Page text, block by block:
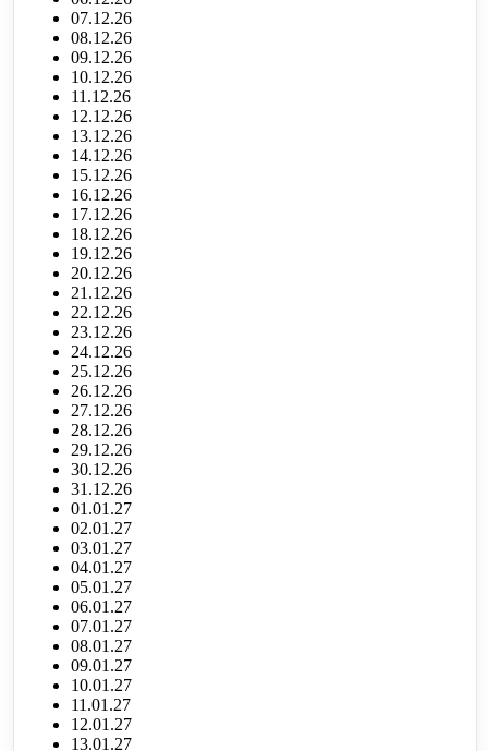
07.12.26
08.12.26
09.12.26
10.12.26
11.12.26
12.12.26
13.12.26
14.12.26
15.12.26
16.12.26
17.12.26
18.12.26
19.12.26
20.12.26
21.12.26
22.12.26
23.12.26
24.12.26
25.12.26
26.12.26
27.12.26
28.12.26
29.12.26
30.12.26
31.12.26
01.01.27
02.01.27
03.01.27
04.01.27
05.01.27
06.01.27
07.01.27
08.01.27
09.01.27
10.01.27
11.01.27
12.01.27
13.01.27